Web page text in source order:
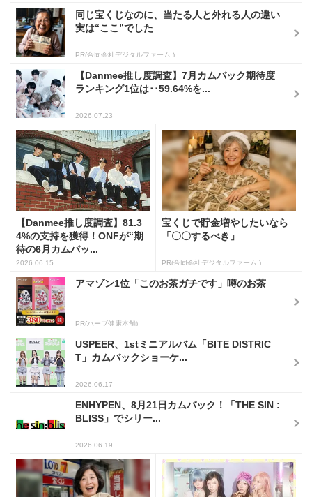
同じ宝くじなのに、当たる人と外れる人の違い
実は“ここ”でした
PR(合同会社デジタルファーム )
【Danmee推し度調査】7月カムバック期待度
ランキング1位は･･59.64%を...
2026.07.23
【Danmee推し度調査】81.3
4%の支持を獲得！ONFが“期
待の6月カムバッ...
2026.06.15
宝くじで貯金増やしたいなら
「〇〇するべき」
PR(合同会社デジタルファーム )
アマゾン1位「このお茶ガチです」噂のお茶
PR(ハーブ健康本舗)
USPEER、1stミニアルバム「BITE DISTRIC
T」カムバックショーケ...
2026.06.17
ENHYPEN、8月21日カムバック！「THE SIN :
BLISS」でシリー...
2026.06.19